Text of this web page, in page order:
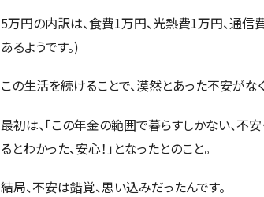
5万円の内訳は、食費1万円、光熱費1万円、通信
あるようです。)
この生活を続けることで、漠然とあった不安がな
最初は、「この年金の範囲で暮らすしかない、不安
るとわかった、安心！」となったとのこと。
結局、不安は錯覚、思い込みだったんです。